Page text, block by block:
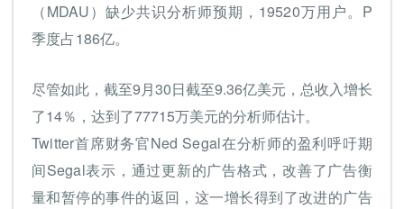
（MDAU）缺少共识分析师预期，19520万用户。P
季度占186亿。
尽管如此，截至9月30日截至9.36亿美元，总收入增长
了14％，达到了77715万美元的分析师估计。
Twitter首席财务官Ned Segal在分析师的盈利呼吁期
间Segal表示，通过更新的广告格式，改善了广告衡
量和暂停的事件的返回，这一增长得到了改进的广告